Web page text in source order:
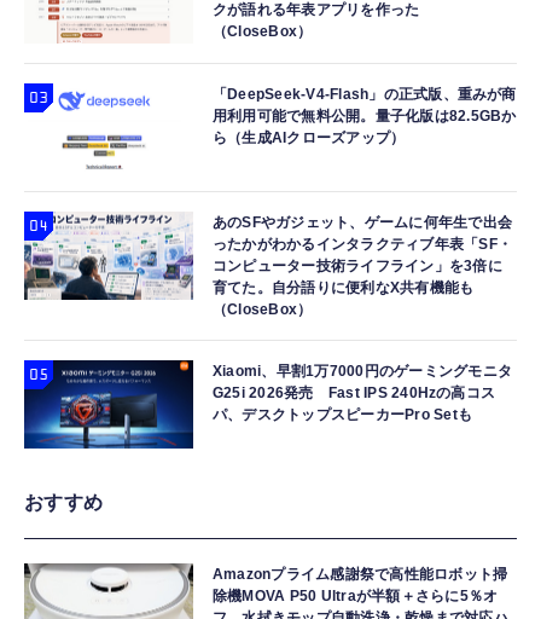
クが語れる年表アプリを作った
（CloseBox）
「DeepSeek-V4-Flash」の正式版、重みが商
用利用可能で無料公開。量子化版は82.5GBか
ら（生成AIクローズアップ）
あのSFやガジェット、ゲームに何年生で出会
ったかがわかるインタラクティブ年表「SF・
コンピューター技術ライフライン」を3倍に
育てた。自分語りに便利なX共有機能も
（CloseBox）
Xiaomi、早割1万7000円のゲーミングモニタ
G25i 2026発売 Fast IPS 240Hzの高コス
パ、デスクトップスピーカーPro Setも
おすすめ
Amazonプライム感謝祭で高性能ロボット掃
除機MOVA P50 Ultraが半額＋さらに5％オ